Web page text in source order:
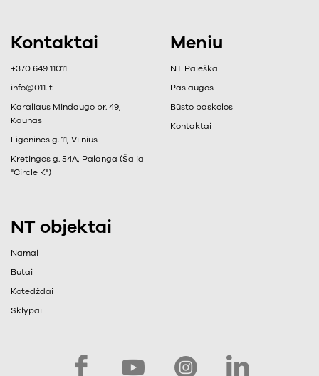
Kontaktai
+370 649 11011
info@011.lt
Karaliaus Mindaugo pr. 49,
Kaunas
Ligoninės g. 11, Vilnius
Kretingos g. 54A, Palanga (Šalia
"Circle K")
Meniu
NT Paieška
Paslaugos
Būsto paskolos
Kontaktai
NT objektai
Namai
Butai
Kotedždai
Sklypai